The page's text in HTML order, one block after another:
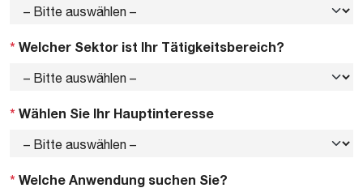
* Welcher Sektor ist Ihr Tätigkeitsbereich?
* Wählen Sie Ihr Hauptinteresse
* Welche Anwendung suchen Sie?